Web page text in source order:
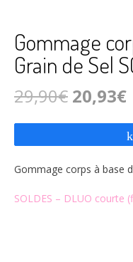
Gommage
Grain de Sel
29,90€ Le
prix
initial
était :
29,90€.
20,93€Le
Gommage corps à base
SOLDES – DLUO courte